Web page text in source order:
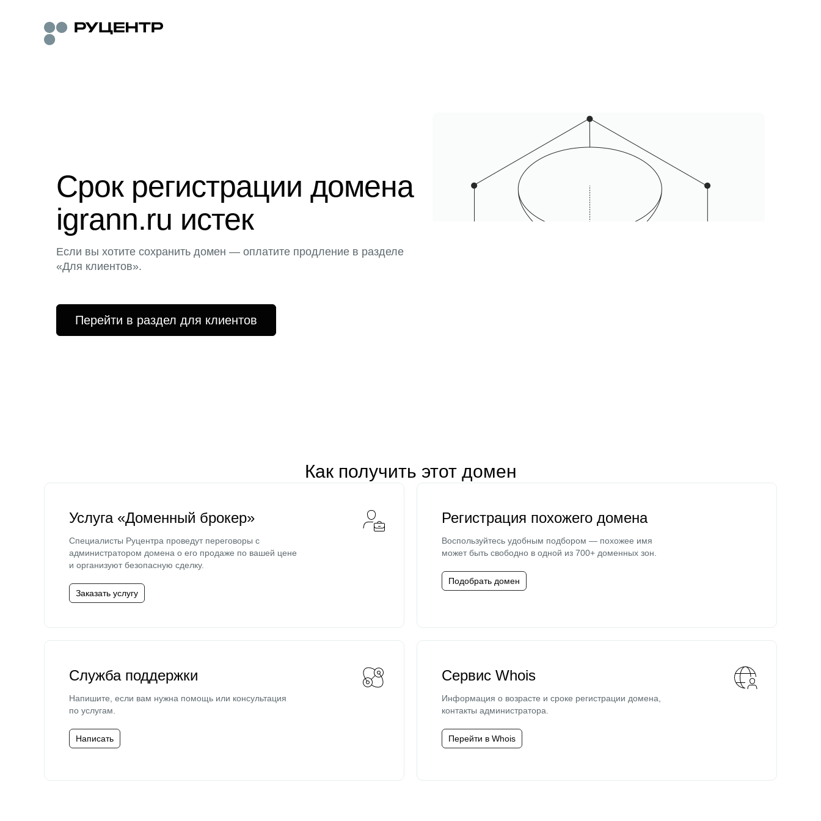
Срок регистрации домена
igrann.ru истек
Если вы хотите сохранить домен — оплатите продление в разделе
«Для клиентов».
Перейти в раздел для клиентов
Как получить этот домен
Услуга «Доменный брокер»
Специалисты Руцентра проведут переговоры с
администратором домена о его продаже по вашей цене
и организуют безопасную сделку.
Заказать услугу
Регистрация похожего домена
Воспользуйтесь удобным подбором — похожее имя
может быть свободно в одной из 700+ доменных зон.
Подобрать домен
Служба поддержки
Напишите, если вам нужна помощь или консультация
по услугам.
Написать
Сервис Whois
Информация о возрасте и сроке регистрации домена,
контакты администратора.
Перейти в Whois